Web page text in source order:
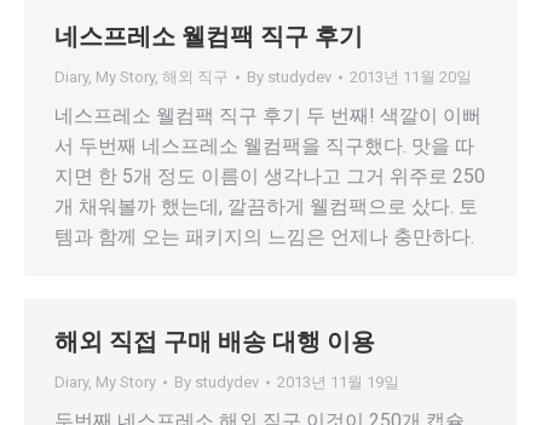
네스프레소 웰컴팩 직구 후기
Diary, My Story, 해외 직구 By studydev 2013년 11월 20일
네스프레소 웰컴팩 직구 후기 두 번째! 색깔이 이뻐
서 두번째 네스프레소 웰컴팩을 직구했다. 맛을 따
지면 한 5개 정도 이름이 생각나고 그거 위주로 250
개 채워볼까 했는데, 깔끔하게 웰컴팩으로 샀다. 토
템과 함께 오는 패키지의 느낌은 언제나 충만하다.
해외 직접 구매 배송 대행 이용
Diary, My Story By studydev 2013년 11월 19일